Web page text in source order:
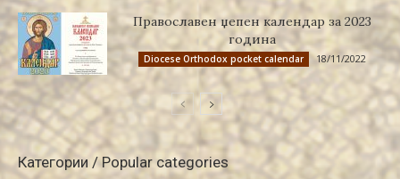
Православен џепен календар за 2023
година
Diocese Orthodox pocket calendar 18/11/2022
Категории / Popular categories